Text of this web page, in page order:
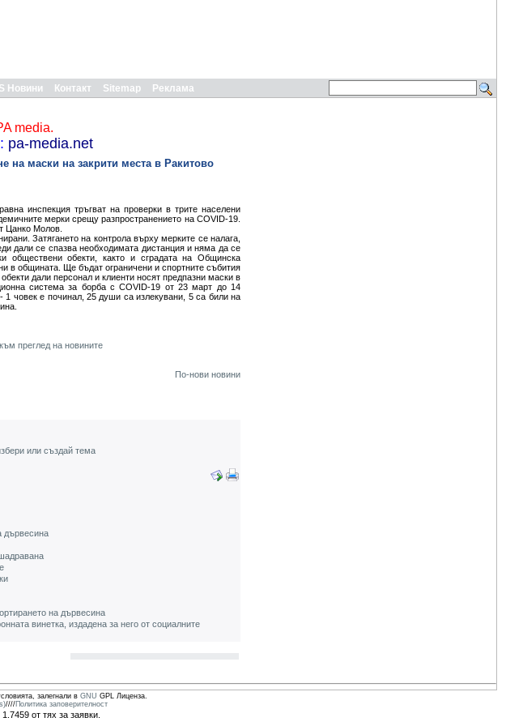
Новини Контакт Sitemap Реклама
media.
pa-media.net
на маски на закрити места в Ракитово
инспекция тръгват на проверки в трите населени
мерки срещу разпространението на COVID-19.
Цанко Молов.
Затягането на контрола върху мерките се налага,
дали се спазва необходимата дистанция и няма да се
обществени обекти, както и сградата на Общинска
в общината. Ще бъдат ограничени и спортните събития
дали персонал и клиенти носят предпазни маски в
система за борба с COVID-19 от 23 март до 14
1 човек е починал, 25 души са излекувани, 5 са били на
преглед на новините
По-нови новини
или създай тема
дървесина
на дървесина
винетка, издадена за него от социалните
залегнали в GNU GPL Лиценза.
////Политика заповерителност
от тях за заявки.